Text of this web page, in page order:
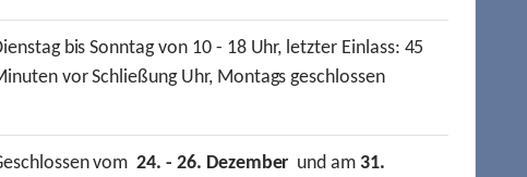
bis Sonntag von 10 - 18 Uhr, letzter Einlass: 45
vor Schließung Uhr, Montags geschlossen
vom24. - 26. Dezember und am31.